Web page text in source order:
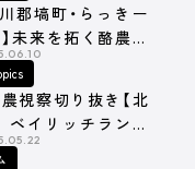
郡塙町・らっきー
未来を拓く酪農経
視察切り抜き【北
イリッチランド